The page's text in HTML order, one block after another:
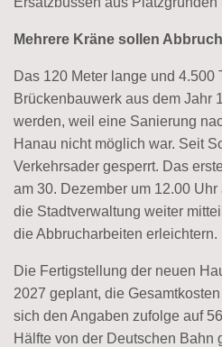
Mehrere Kräne sollen
Das 120 Meter lange und 4.500
Brückenbauwerk aus dem Jahr
werden, weil eine Sanierung
Hanau nicht möglich war. Seit
Verkehrsader gesperrt. Das
am 30. Dezember um 12.00
die Stadtverwaltung weiter
die Abbrucharbeiten erleichtern.
Die Fertigstellung der neuen
2027 geplant, die
sich den Angaben zufolge auf
Hälfte von der Deutschen Bahn